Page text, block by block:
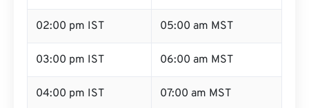
02:00 pm IST 05:00 am MST
03:00 pm IST 06:00 am MST
04:00 pm IST 07:00 am MST